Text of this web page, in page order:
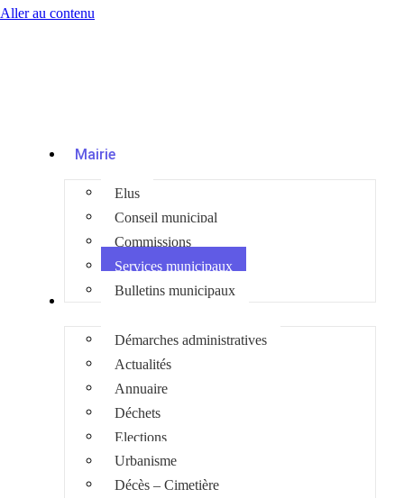
Aller au contenu
Mairie
Elus
Conseil municipal
Commissions
Services municipaux
Bulletins municipaux
Démarches administratives
Actualités
Annuaire
Déchets
Elections
Urbanisme
Décès – Cimetière